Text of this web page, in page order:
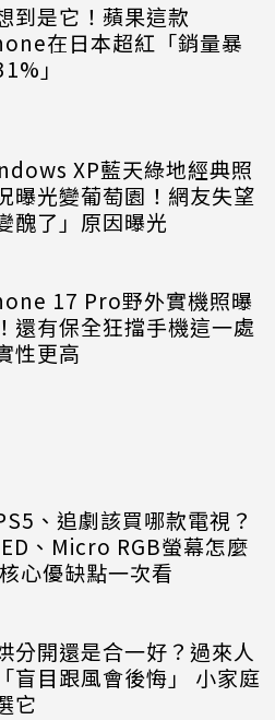
到是它！蘋果這款
在日本超紅「銷量暴
」
XP藍天綠地經典照
曝光變葡萄園！網友失望
醜了」原因曝光
17 Pro野外實機照曝
還有保全狂擋手機這一處
性更高
、追劇該買哪款電視？
、Micro RGB螢幕怎麼
心優缺點一次看
分開還是合一好？過來人
盲目跟風會後悔」 小家庭
它